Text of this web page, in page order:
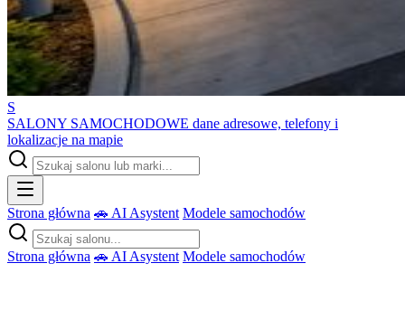
S
SALONY SAMOCHODOWE dane adresowe, telefony i
lokalizacje na mapie
Strona główna 🚗 AI Asystent Modele samochodów
Strona główna 🚗 AI Asystent Modele samochodów